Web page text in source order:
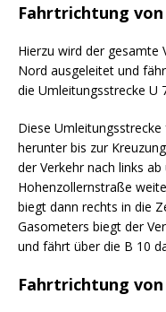
Fahrtrichtung
Hierzu wird der gesamte
Nord ausgeleitet und
die Umleitungsstrecke U
Diese
herunter bis zur
der Verkehr nach links
Hohenzollernstraße
biegt dann rechts in die
Gasometers biegt der
und fährt über die B 10
Fahrtrichtung